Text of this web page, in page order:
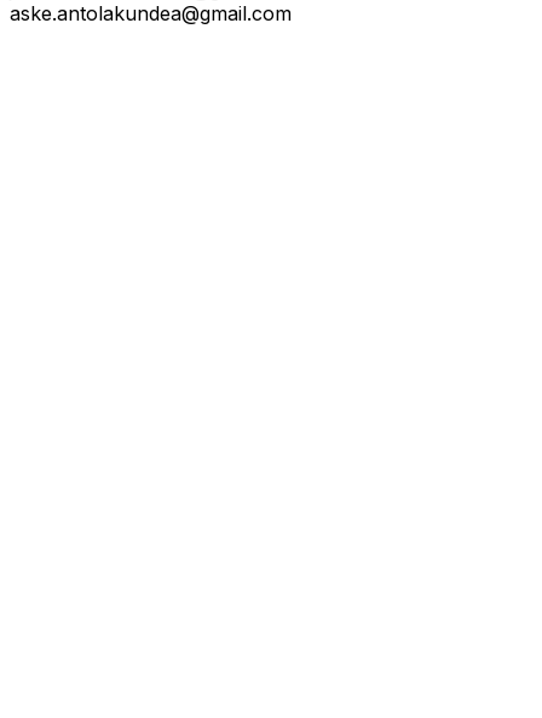
aske.antolakundea@gmail.com